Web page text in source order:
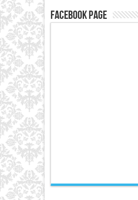
Facebook Page